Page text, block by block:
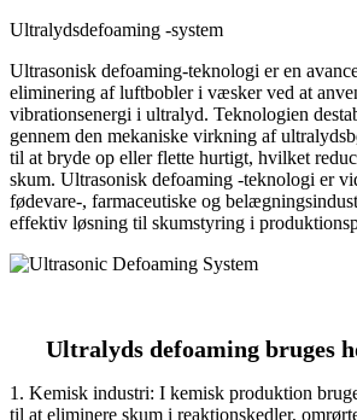
Ultralydsdefoaming -system
Ultrasonisk defoaming-teknologi er en
eliminering af luftbobler i væsker ved at
vibrationsenergi i ultralyd. Teknologien
gennem den mekaniske virkning af
til at bryde op eller flette hurtigt, hvilket
skum. Ultrasonisk defoaming -teknologi er
fødevare-, farmaceutiske og
effektiv løsning til skumstyring i
Ultralyds defoaming bruges
1. Kemisk industri: I kemisk produktion
til at eliminere skum i reaktionskedler,